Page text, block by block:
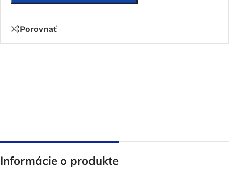
Porovnať
Informácie o produkte